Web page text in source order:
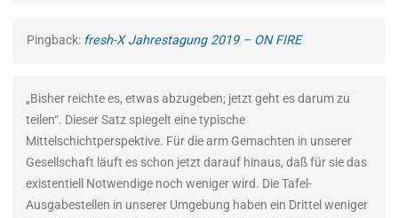
Pingback: fresh-X Jahrestagung 2019 – ON FIRE
„Bisher reichte es, etwas abzugeben; jetzt geht es darum zu
teilen“. Dieser Satz spiegelt eine typische
Mittelschichtperspektive. Für die arm Gemachten in unserer
Gesellschaft läuft es schon jetzt darauf hinaus, daß für sie das
existentiell Notwendige noch weniger wird. Die Tafel-
Ausgabestellen in unserer Umgebung haben ein Drittel weniger